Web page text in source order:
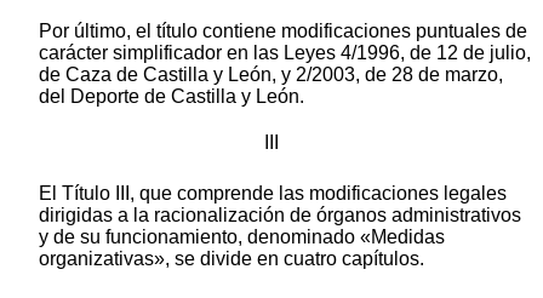
Por último, el título contiene modificaciones puntuales de
carácter simplificador en las Leyes 4/1996, de 12 de julio,
de Caza de Castilla y León, y 2/2003, de 28 de marzo,
del Deporte de Castilla y León.
El Título III, que comprende las modificaciones legales
dirigidas a la racionalización de órganos administrativos
y de su funcionamiento, denominado «Medidas
organizativas», se divide en cuatro capítulos.